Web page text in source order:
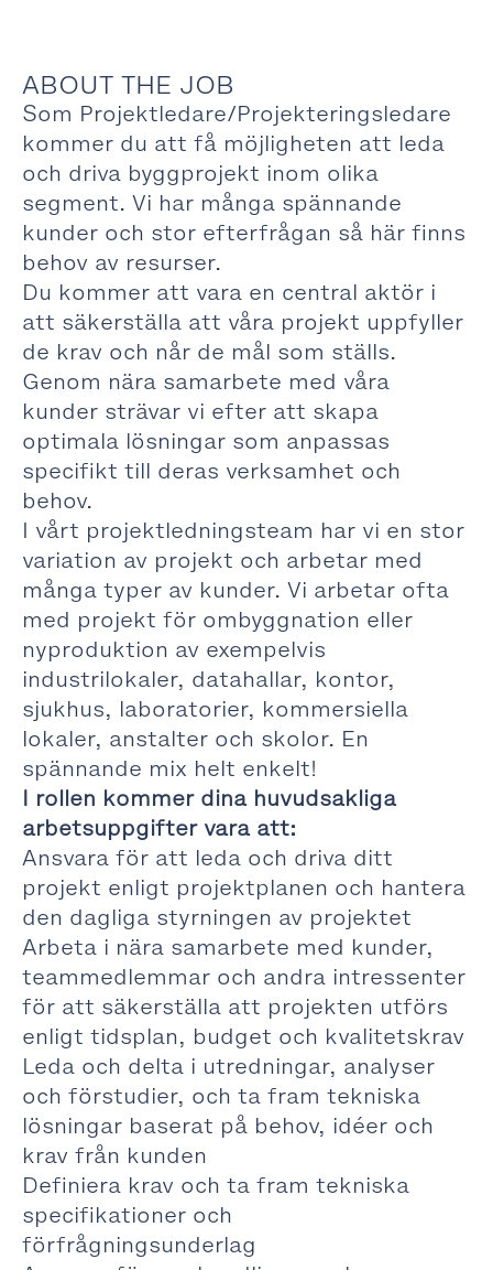
ABOUT THE JOB
Som Projektledare/Projekteringsledare
kommer du att få möjligheten att leda
och driva byggprojekt inom olika
segment. Vi har många spännande
kunder och stor efterfrågan så här finns
behov av resurser.
Du kommer att vara en central aktör i
att säkerställa att våra projekt uppfyller
de krav och når de mål som ställs.
Genom nära samarbete med våra
kunder strävar vi efter att skapa
optimala lösningar som anpassas
specifikt till deras verksamhet och
behov.
I vårt projektledningsteam har vi en stor
variation av projekt och arbetar med
många typer av kunder. Vi arbetar ofta
med projekt för ombyggnation eller
nyproduktion av exempelvis
industrilokaler, datahallar, kontor,
sjukhus, laboratorier, kommersiella
lokaler, anstalter och skolor. En
spännande mix helt enkelt!
I rollen kommer dina huvudsakliga
arbetsuppgifter vara att:
Ansvara för att leda och driva ditt
projekt enligt projektplanen och hantera
den dagliga styrningen av projektet
Arbeta i nära samarbete med kunder,
teammedlemmar och andra intressenter
för att säkerställa att projekten utförs
enligt tidsplan, budget och kvalitetskrav
Leda och delta i utredningar, analyser
och förstudier, och ta fram tekniska
lösningar baserat på behov, idéer och
krav från kunden
Definiera krav och ta fram tekniska
specifikationer och
förfrågningsunderlag